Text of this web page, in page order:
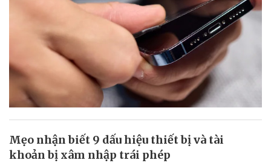
Mẹo nhận biết 9 dấu hiệu thiết bị và tài
khoản bị xâm nhập trái phép